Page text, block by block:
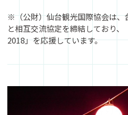
※（公財）仙台観光国際協会は、
と相互交流協定を締結しており
2018」を応援しています。